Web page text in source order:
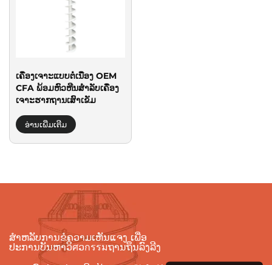
ເຄື່ອງເຈາະແບບຕໍ່ເນື່ອງ OEM
CFA ພ້ອມຫົວຫີນສຳລັບເຄື່ອງ
ເຈາະຮາກຖານເສົາເຂັມ
ອ່ານເພີ່ມເຕີມ
ສຳຫລັບການຂໍຄວາມເຫັນແຈງ ເພື່ອ
ປະການບັນຫາວິศວกรรมຖານຖຶນລົງລີງ